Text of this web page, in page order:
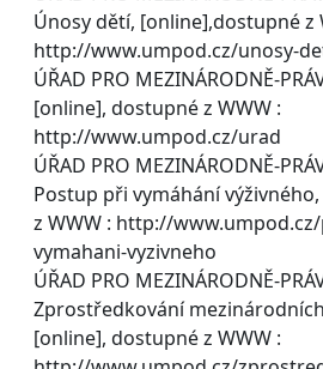
Únosy dětí, [online],dostupné z
http://www.umpod.cz/unosy-
ÚŘAD PRO MEZINÁRODNĚ-
[online], dostupné z WWW :
http://www.umpod.cz/urad
ÚŘAD PRO MEZINÁRODNĚ-
Postup při vymáhání
z WWW : http://
vymahani-vyzivneho
ÚŘAD PRO MEZINÁRODNĚ-
Zprostředkování
[online], dostupné z WWW :